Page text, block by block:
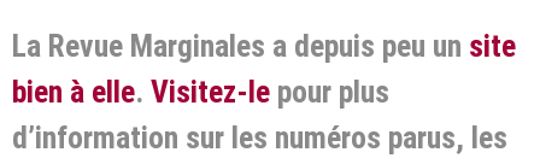
La Revue Marginales a depuis peu un site
bien à elle. Visitez-le pour plus
d’information sur les numéros parus, les